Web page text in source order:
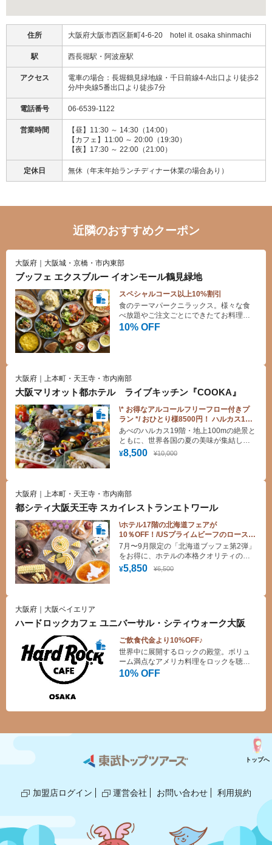
住所 大阪府大阪市西区新町4-6-20 hotel it. osaka shinmachi
駅 西長堀駅・阿波座駅
アクセス
電車の場合：長堀鶴見緑地線・千日前線4-A出口より徒歩2
分/中央線5番出口より徒歩7分
電話番号 06-6539-1122
営業時間
【昼】11:30 ～ 14:30（14:00）
【カフェ】11:00 ～ 20:00（19:30）
【夜】17:30 ～ 22:00（21:00）
定休日 無休（年末年始ランチディナー休業の場合あり）
近隣のおすすめクーポン
大阪府｜大阪城・京橋・市内東部
ブッフェ エクスブルー イオンモール鶴見緑地
スペシャルコース以上10%割引
10% OFF
食のテーマパークニラックス。様々な食
べ放題やご注文ごとにできたてお料理を
提供するバイキングレストランです。デ
大阪府｜上本町・天王寺・市内南部
大阪マリオット都ホテル ライブキッチン『COOKA』
\* お得なアルコールフリーフロー付きプ
ラン */ おひとり様8500円！ ハルカス19
階でシェフ渾身のサマーグルメブッフ
ェ！土日祝も平日と同額！ローストビー
フも食べ放題♪（ディナー）
¥8,500 ¥10,000
あべのハルカス19階・地上100mの絶景と
ともに、世界各国の夏の美味が集結した
「サマーグルメフェスティバル」を満
喫！ 定番人気の国産牛ローストビーフや
ッフェ台を彩ります。
大阪府｜上本町・天王寺・市内南部
都シティ大阪天王寺 スカイレストランエトワール
\ホテル17階の北海道フェアが
10％OFF！/USプライムビーフのロースト
ビーフや北海道グルメ、スイーツを堪能
♪（土日祝ランチ）
¥5,850 ¥6,500
7月〜9月限定の「北海道ブッフェ第2弾」
をお得に、ホテルの本格クオリティの料
理が食べ放題になります。USプライムビ
ーフのローストビーフをはじめ、ソラチ
大阪府｜大阪ベイエリア
ハードロックカフェ ユニバーサル・シティウォーク大阪
ご飲食代金より10%OFF♪
10% OFF
世界中に展開するロックの殿堂。ボリュ
ーム満点なアメリカ料理をロックを聴き
ながらお楽しみ下さい。ハードロックカ
楽器や衣装を壁に所狭しと飾り、大音響
土産に大人気のロゴと店名入りのオリジ
ナルグッズも販売しています。
加盟店ログイン 運営会社 お問い合わせ 利用規約
トップへ